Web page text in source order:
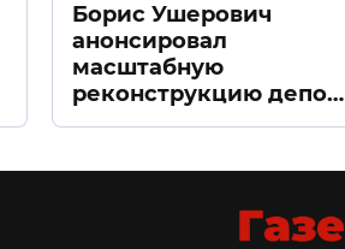
Борис Ушерович
анонсировал
масштабную
реконструкцию депо
«Дачное» в Санкт-